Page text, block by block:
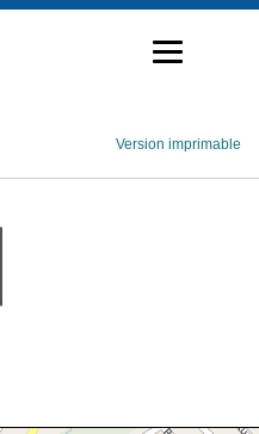
Version imprimable